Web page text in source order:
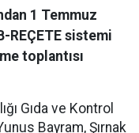
1 Temmuz
REÇETE sistemi
toplantısı
Gıda ve Kontrol
Bayram, Şırnak